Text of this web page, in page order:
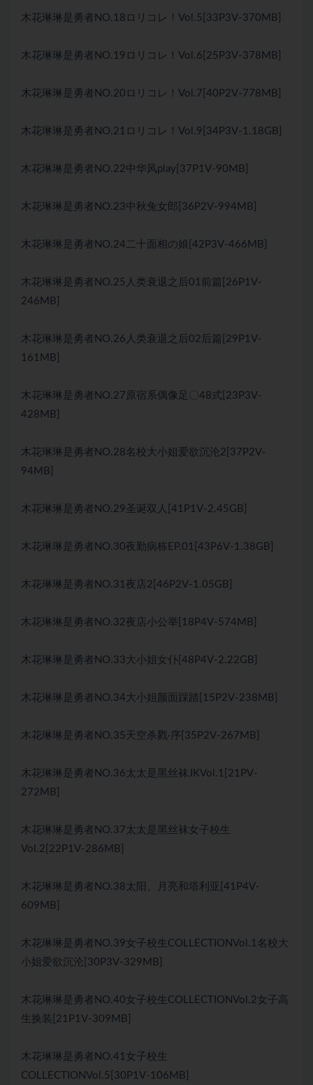
木花琳琳是勇者NO.18ロリコレ！Vol.5[33P3V-370MB]
木花琳琳是勇者NO.19ロリコレ！Vol.6[25P3V-378MB]
木花琳琳是勇者NO.20ロリコレ！Vol.7[40P2V-778MB]
木花琳琳是勇者NO.21ロリコレ！Vol.9[34P3V-1.18GB]
木花琳琳是勇者NO.22中华风play[37P1V-90MB]
木花琳琳是勇者NO.23中秋兔女郎[36P2V-994MB]
木花琳琳是勇者NO.24二十面相の娘[42P3V-466MB]
木花琳琳是勇者NO.25人类衰退之后01前篇[26P1V-
246MB]
木花琳琳是勇者NO.26人类衰退之后02后篇[29P1V-
161MB]
木花琳琳是勇者NO.27原宿系偶像足〇48式[23P3V-
428MB]
木花琳琳是勇者NO.28名校大小姐爱欲沉沦2[37P2V-
94MB]
木花琳琳是勇者NO.29圣诞双人[41P1V-2.45GB]
木花琳琳是勇者NO.30夜勤病栋EP.01[43P6V-1.38GB]
木花琳琳是勇者NO.31夜店2[46P2V-1.05GB]
木花琳琳是勇者NO.32夜店小公举[18P4V-574MB]
木花琳琳是勇者NO.33大小姐女仆[48P4V-2.22GB]
木花琳琳是勇者NO.34大小姐颜面踩踏[15P2V-238MB]
木花琳琳是勇者NO.35天空杀戮·序[35P2V-267MB]
木花琳琳是勇者NO.36太太是黑丝袜JKVol.1[21PV-
272MB]
木花琳琳是勇者NO.37太太是黑丝袜女子校生
Vol.2[22P1V-286MB]
木花琳琳是勇者NO.38太阳、月亮和塔利亚[41P4V-
609MB]
木花琳琳是勇者NO.39女子校生COLLECTIONVol.1名校大
小姐爱欲沉沦[30P3V-329MB]
木花琳琳是勇者NO.40女子校生COLLECTIONVol.2女子高
生换装[21P1V-309MB]
木花琳琳是勇者NO.41女子校生
COLLECTIONVol.5[30P1V-106MB]